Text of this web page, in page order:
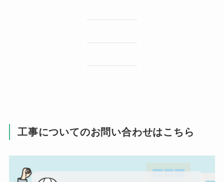
工事についてのお問い合わせはこちら